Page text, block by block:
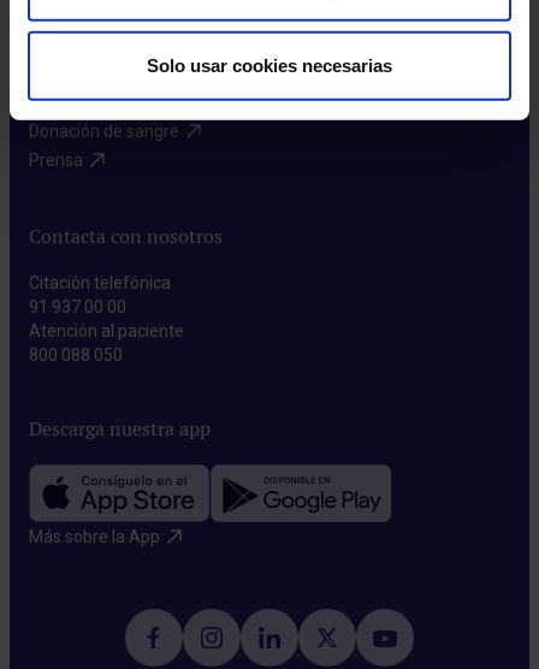
Solo usar cookies necesarias
Enlaces de interés
Aseguradoras y mutuas​
Preguntas frecuentes​
Donación de sangre​
Prensa​
Contacta con nosotros
Citación telefónica
91 937 00 00
Atención al paciente
800 088 050
Descarga nuestra app
Más sobre la App​